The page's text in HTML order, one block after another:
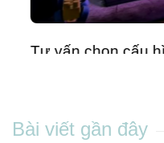
Tư vấn chọn cấu